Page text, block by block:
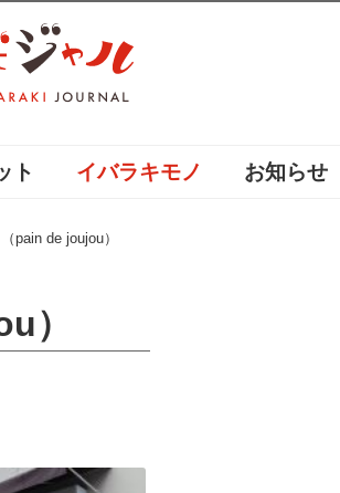
ト イバラキモノ お知らせ
pain de joujou）
）